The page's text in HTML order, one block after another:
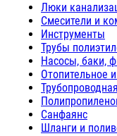
Люки
Cмесители и
Инструменты
Трубы
Насосы, баки,
Отопительное
Санфаянс
Шланги и